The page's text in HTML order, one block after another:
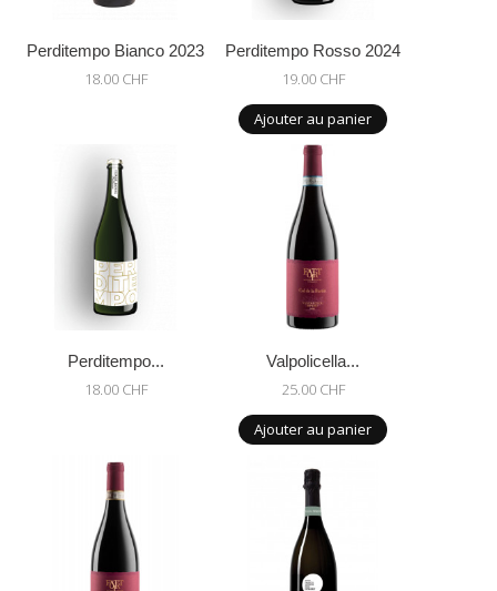
Perditempo Bianco 2023
18.00 CHF
Perditempo Rosso 2024
19.00 CHF
Ajouter au panier
Perditempo...
18.00 CHF
Valpolicella...
25.00 CHF
Ajouter au panier